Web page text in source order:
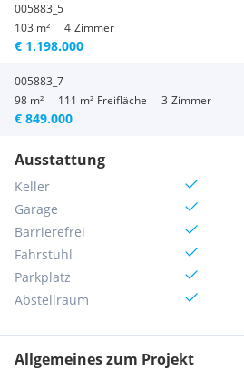
005883_5
103 m²
€ 1.198.000
4 Zimmer
005883_7
98 m²
111 m² Freifläche
€ 849.000
3 Zimmer
Ausstattung
Keller
Garage
Barrierefrei
Fahrstuhl
Parkplatz
Abstellraum
Allgemeines zum Projekt